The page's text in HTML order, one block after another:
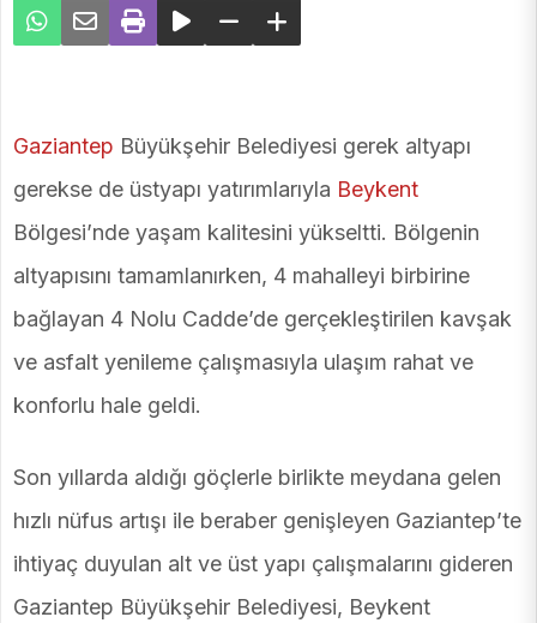
Gaziantep Büyükşehir Belediyesi gerek altyapı
gerekse de üstyapı yatırımlarıyla Beykent
Bölgesi’nde yaşam kalitesini yükseltti. Bölgenin
altyapısını tamamlanırken, 4 mahalleyi birbirine
bağlayan 4 Nolu Cadde’de gerçekleştirilen kavşak
ve asfalt yenileme çalışmasıyla ulaşım rahat ve
konforlu hale geldi.
Son yıllarda aldığı göçlerle birlikte meydana gelen
hızlı nüfus artışı ile beraber genişleyen Gaziantep’te
ihtiyaç duyulan alt ve üst yapı çalışmalarını gideren
Gaziantep Büyükşehir Belediyesi, Beykent